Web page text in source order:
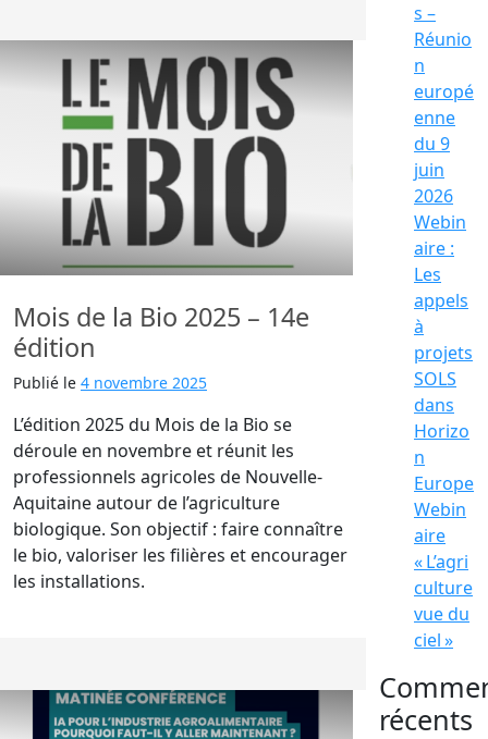
Mois de la Bio 2025 – 14e
édition
Publié le 4 novembre 2025
L’édition 2025 du Mois de la Bio se
déroule en novembre et réunit les
professionnels agricoles de Nouvelle-
Aquitaine autour de l’agriculture
biologique. Son objectif : faire connaître
le bio, valoriser les filières et encourager
les installations.
s –
Réunio
n
europé
enne
du 9
juin
2026
Webin
aire :
Les
appels
à
projets
SOLS
dans
Horizo
n
Europe
Webin
aire
« L’agri
culture
vue du
ciel »
récents